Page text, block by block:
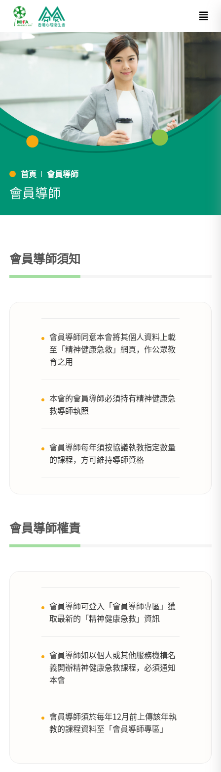
首頁 會員導師
會員導師
會員導師須知
會員導師同意本會將其個人資料上載
至「精神健康急救」網頁，作公眾教
育之用
本會的會員導師必須持有精神健康急
救導師執照
會員導師每年須按協議執教指定數量
的課程，方可維持導師資格
會員導師權責
會員導師可登入「會員導師專區」獲
取最新的「精神健康急救」資訊
會員導師如以個人或其他服務機構名
義開辦精神健康急救課程，必須通知
本會
會員導師須於每年12月前上傳該年執
教的課程資料至「會員導師專區」